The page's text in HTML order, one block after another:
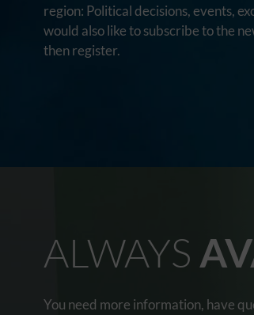
region: Political decisions, events,
would also like to subscribe to the
then register.
ALWAYS
You need more information, have